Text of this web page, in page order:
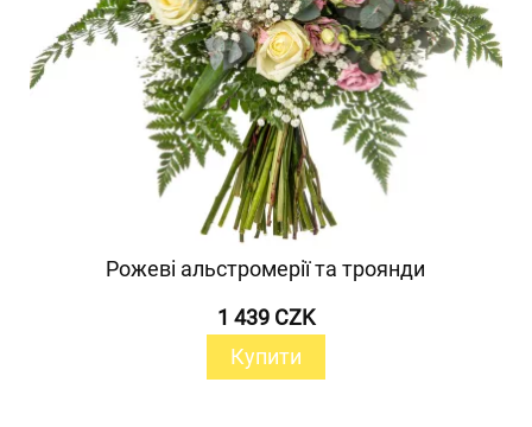
Рожеві альстромерії та троянди
1 439 CZK
Купити